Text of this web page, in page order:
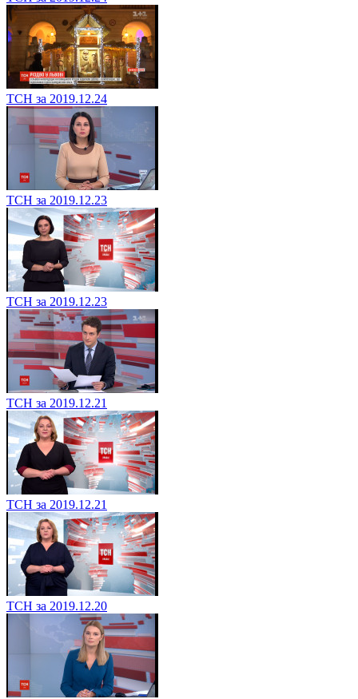
ТСН за 2019.12.24
ТСН за 2019.12.23
ТСН за 2019.12.23
ТСН за 2019.12.21
ТСН за 2019.12.21
ТСН за 2019.12.20